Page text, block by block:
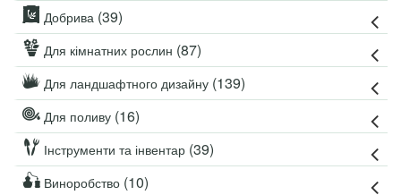
Добрива (39)
Для кімнатних рослин (87)
Для ландшафтного дизайну (139)
Для поливу (16)
Інструменти та інвентар (39)
Виноробство (10)